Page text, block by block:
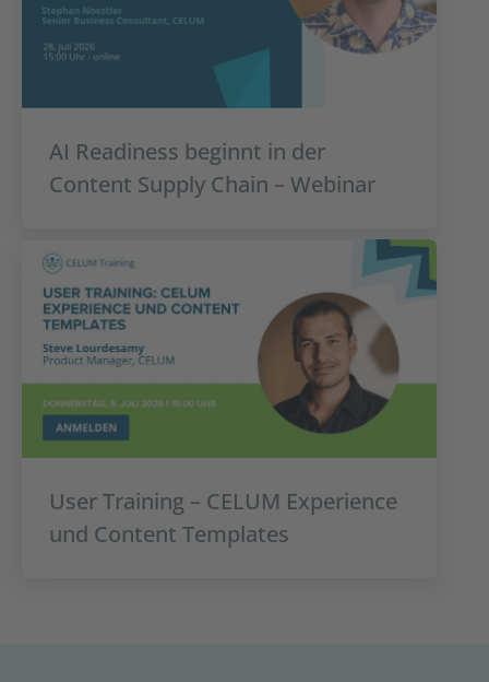
AI Readiness beginnt in der
Content Supply Chain – Webinar
User Training – CELUM Experience
und Content Templates